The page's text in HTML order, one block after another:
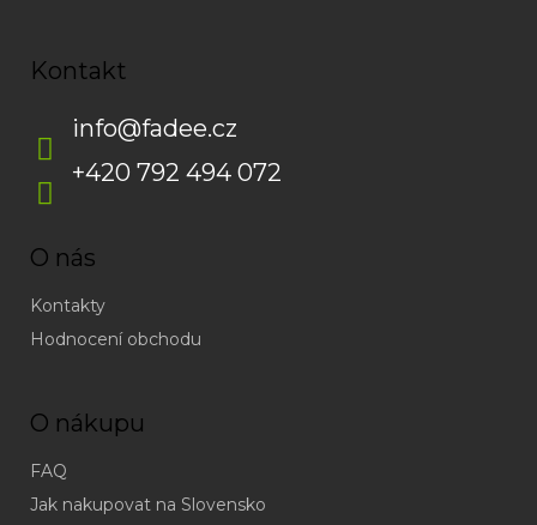
Kontakt
info@fadee.cz
+420 792 494 072
O nás
Kontakty
Hodnocení obchodu
O nákupu
FAQ
Jak nakupovat na Slovensko